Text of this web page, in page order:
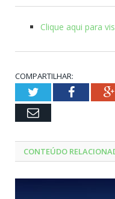
Clique aqui para
COMPARTILHAR:
TwitterFacebook
Email
CONTEÚDO